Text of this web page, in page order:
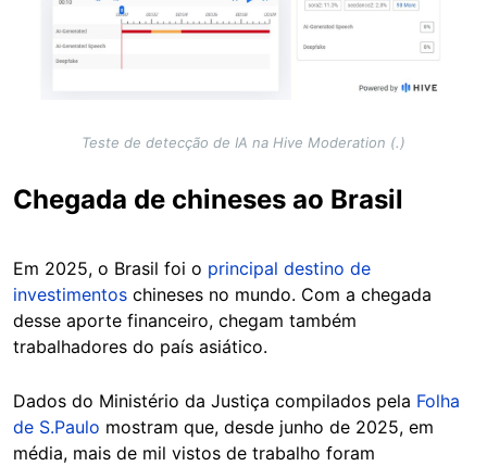
Teste de detecção de IA na Hive Moderation (.)
Chegada de chineses ao Brasil
Em 2025, o Brasil foi o principal destino de
investimentos chineses no mundo. Com a chegada
desse aporte financeiro, chegam também
trabalhadores do país asiático.
Dados do Ministério da Justiça compilados pela Folha
de S.Paulo mostram que, desde junho de 2025, em
média, mais de mil vistos de trabalho foram